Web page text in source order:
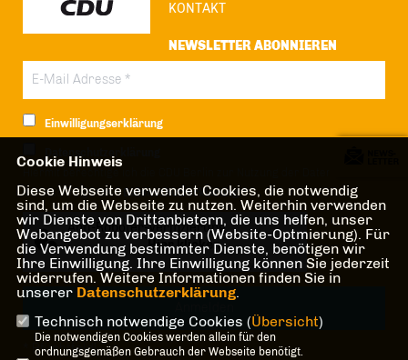
KONTAKT
NEWSLETTER ABONNIEREN
Einwilligungserklärung
der nachfolgenden Datenschutzerklärung.*
Anti-Roboter-Verifizierung
Hier klicken
Friendly Captcha ⇗
* Pflichtfeld!
Cookie Hinweis
Diese Webseite verwendet Cookies, die notwendig
sind, um die Webseite zu nutzen. Weiterhin verwenden
wir Dienste von Drittanbietern, die uns helfen, unser
Webangebot zu verbessern (Website-Optmierung). Für
die Verwendung bestimmter Dienste, benötigen wir
Ihre Einwilligung. Ihre Einwilligung können Sie jederzeit
widerrufen. Weitere Informationen finden Sie in
unserer Datenschutzerklärung.
Technisch notwendige Cookies (Übersicht)
Die notwendigen Cookies werden allein für den
ordnungsgemäßen Gebrauch der Webseite benötigt.